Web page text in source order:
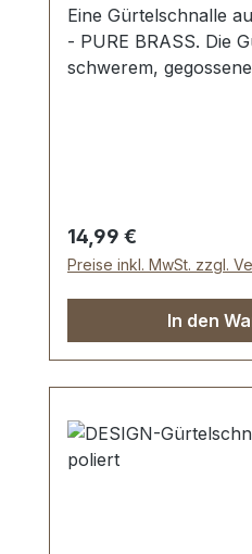
Eine Gürtelschnalle
- PURE BRASS. Die
schwerem,
Regulärer Preis:
14,99 €
Preise inkl. MwSt. zzgl.
In den